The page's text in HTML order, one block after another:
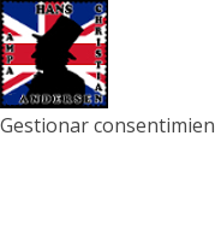
Gestionar